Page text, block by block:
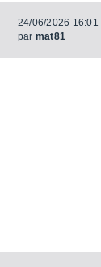
24/06/2026 16:01
par mat81